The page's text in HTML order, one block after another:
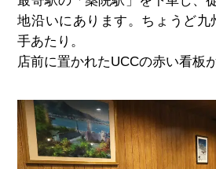
地沿いにあります。ちょうど九
手あたり。
店前に置かれたUCCの赤い看板